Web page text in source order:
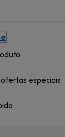
especiais